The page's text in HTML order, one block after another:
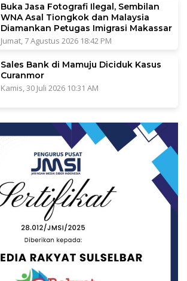
Buka Jasa Fotografi Ilegal, Sembilan
WNA Asal Tiongkok dan Malaysia
Diamankan Petugas Imigrasi Makassar
Jumat, 7 Agustus 2026 18:42 PM
Sales Bank di Mamuju Diciduk Kasus
Curanmor
Kamis, 30 Juli 2026 10:31 AM